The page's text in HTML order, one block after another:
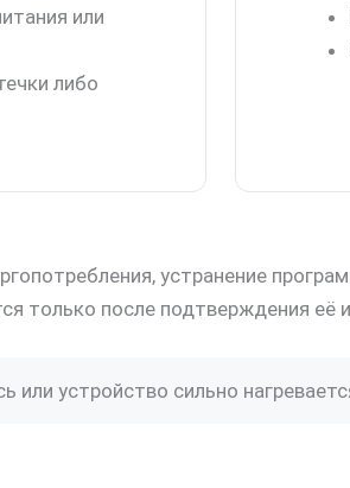
или
либо
устранение
только после подтверждения её
или устройство сильно